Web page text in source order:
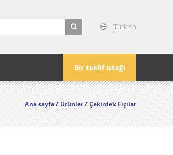
Turkish
Bir teklif isteği
Ana sayfa/Ürünler/Çekirdek Fıçılar